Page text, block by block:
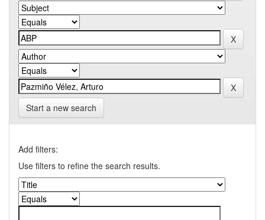
Start a new search
Add filters:
Use filters to refine the search results.